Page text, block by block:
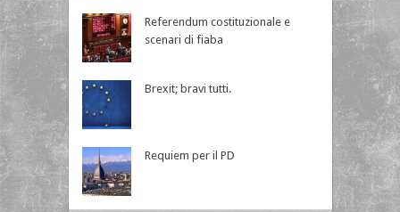
Referendum costituzionale e
scenari di fiaba
Brexit; bravi tutti.
Requiem per il PD